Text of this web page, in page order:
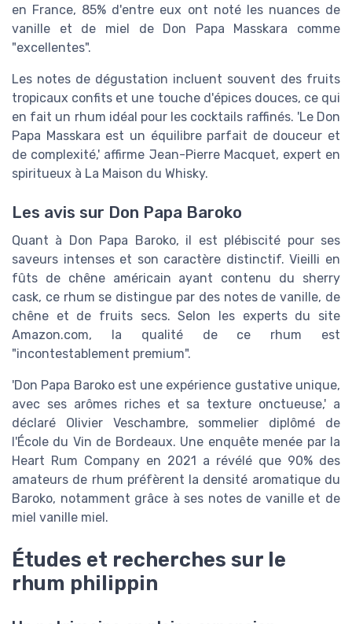
en France, 85% d'entre eux ont noté les nuances de
vanille et de miel de Don Papa Masskara comme
"excellentes".
Les notes de dégustation incluent souvent des fruits
tropicaux confits et une touche d'épices douces, ce qui
en fait un rhum idéal pour les cocktails raffinés. 'Le Don
Papa Masskara est un équilibre parfait de douceur et
de complexité,' affirme Jean-Pierre Macquet, expert en
spiritueux à La Maison du Whisky.
Les avis sur Don Papa Baroko
Quant à Don Papa Baroko, il est plébiscité pour ses
saveurs intenses et son caractère distinctif. Vieilli en
fûts de chêne américain ayant contenu du sherry
cask, ce rhum se distingue par des notes de vanille, de
chêne et de fruits secs. Selon les experts du site
Amazon.com, la qualité de ce rhum est
"incontestablement premium".
'Don Papa Baroko est une expérience gustative unique,
avec ses arômes riches et sa texture onctueuse,' a
déclaré Olivier Veschambre, sommelier diplômé de
l'École du Vin de Bordeaux. Une enquête menée par la
Heart Rum Company en 2021 a révélé que 90% des
amateurs de rhum préfèrent la densité aromatique du
Baroko, notamment grâce à ses notes de vanille et de
miel vanille miel.
Études et recherches sur le
rhum philippin